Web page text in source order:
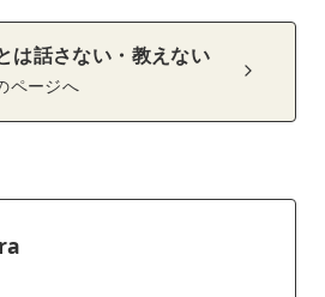
は話さない・教えない
ページへ